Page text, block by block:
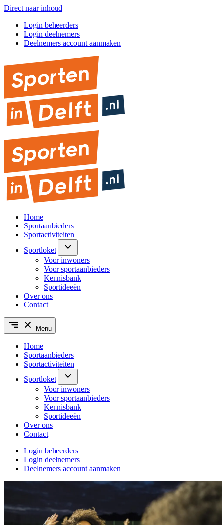
Direct naar inhoud
Login beheerders
Login deelnemers
Deelnemers account aanmaken
Home
Sportaanbieders
Sportactiviteiten
Sportloket
Voor inwoners
Voor sportaanbieders
Kennisbank
Sportideeën
Over ons
Contact
Menu
Home
Sportaanbieders
Sportactiviteiten
Sportloket
Voor inwoners
Voor sportaanbieders
Kennisbank
Sportideeën
Over ons
Contact
Login beheerders
Login deelnemers
Deelnemers account aanmaken